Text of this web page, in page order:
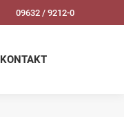
09632 / 9212-0
KONTAKT